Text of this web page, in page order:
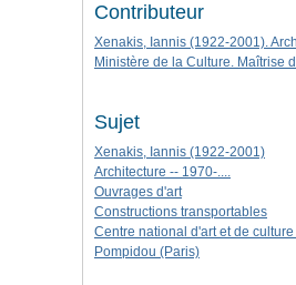
Contributeur
Xenakis, Iannis (1922-2001).
Ministère de la Culture. Maîtrise
Sujet
Xenakis, Iannis (1922-2001)
Architecture -- 1970-....
Ouvrages d'art
Constructions transportables
Centre national d'art et de
Pompidou (Paris)